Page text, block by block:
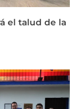
el talud de la